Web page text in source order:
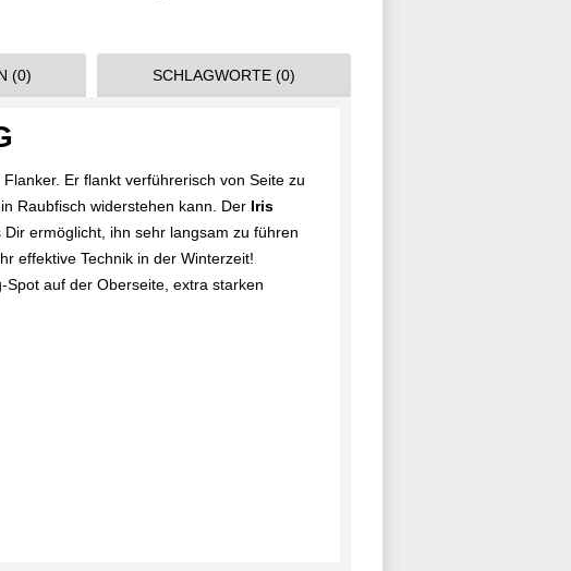
(0) SCHLAGWORTE (0)
Er flankt verführerisch von Seite zu
Raubfisch widerstehen kann. Der Iris
ermöglicht, ihn sehr langsam zu führen
effektive Technik in der Winterzeit!
auf der Oberseite, extra starken